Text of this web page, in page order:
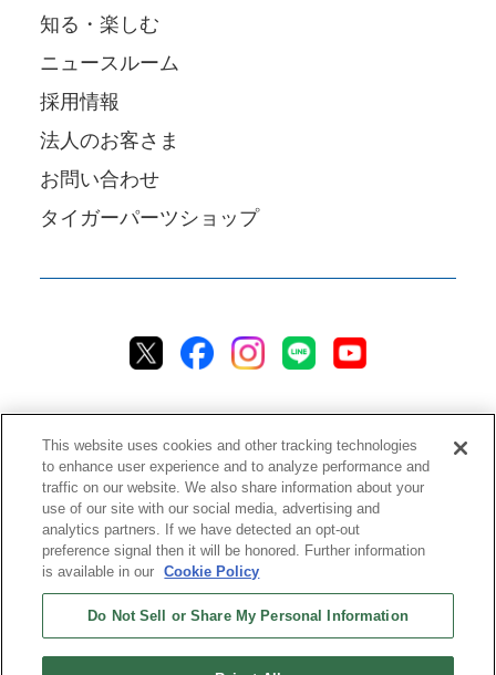
知る・楽しむ
ニュースルーム
採用情報
法人のお客さま
お問い合わせ
タイガーパーツショップ
プライバシーポリシー クッキーポリシー
アクセシビリティ
ご利用規約
情報セキュリティ方針
ソーシャルメディア利用方針
ストアご利用規約 配送ポリシー
返品＆返金ポリシー
This website uses cookies and other tracking technologies
to enhance user experience and to analyze performance and
traffic on our website. We also share information about your
use of our site with our social media, advertising and
analytics partners. If we have detected an opt-out
preference signal then it will be honored. Further information
is available in our
Cookie Policy
Do Not Sell or Share My Personal Information